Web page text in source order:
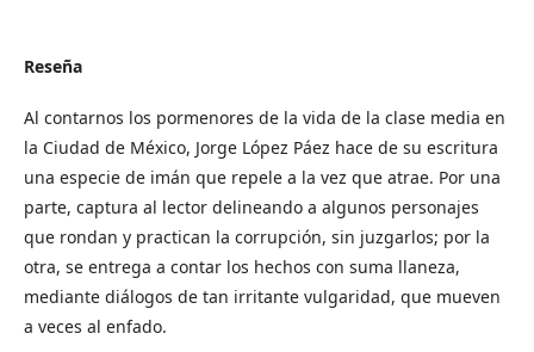
Reseña
Al contarnos los pormenores de la vida de la clase media en
la Ciudad de México, Jorge López Páez hace de su escritura
una especie de imán que repele a la vez que atrae. Por una
parte, captura al lector delineando a algunos personajes
que rondan y practican la corrupción, sin juzgarlos; por la
otra, se entrega a contar los hechos con suma llaneza,
mediante diálogos de tan irritante vulgaridad, que mueven
a veces al enfado.